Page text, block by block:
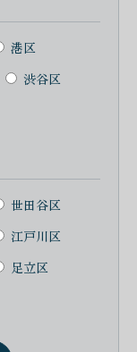
港区
渋谷区
世田谷区
江戸川区
足立区